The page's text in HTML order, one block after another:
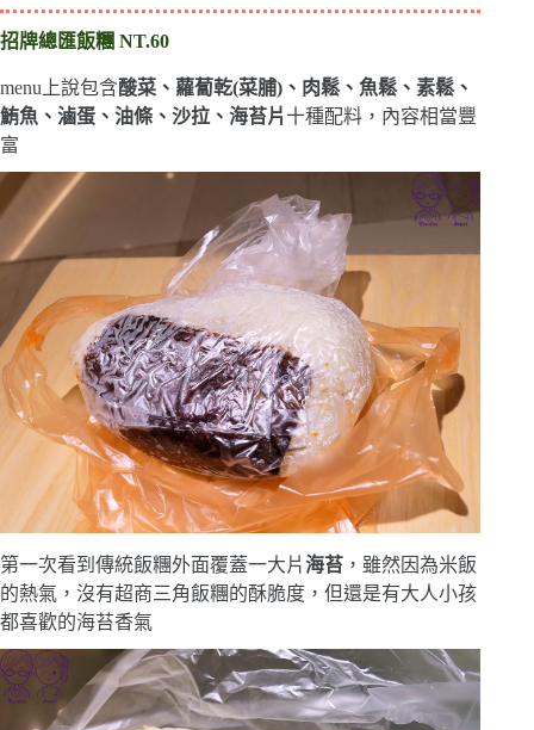
招牌總匯飯糰 NT.60
menu上說包含酸菜、蘿蔔乾(菜脯)、肉鬆、魚鬆、素鬆、
鮪魚、滷蛋、油條、沙拉、海苔片十種配料，內容相當豐
富
第一次看到傳統飯糰外面覆蓋一大片海苔 ，雖然因為米飯
的熱氣，沒有超商三角飯糰的酥脆度，但還是有大人小孩
都喜歡的海苔香氣